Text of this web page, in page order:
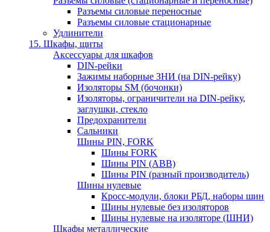
Разъемы силовые переносные
Разъемы силовые стационарные
Удлинители
15. Шкафы, щиты
Аксессуары для шкафов
DIN-рейки
Зажимы наборные ЗНИ (на DIN-рейку)
Изоляторы SM (бочонки)
Изоляторы, ограничители на DIN-рейку,
заглушки, стекло
Предохранители
Сальники
Шины PIN, FORK
Шины FORK
Шины PIN (АВВ)
Шины PIN (разный производитель)
Шины нулевые
Кросс-модули, блоки РБД, наборы шин
Шины нулевые без изоляторов
Шины нулевые на изоляторе (ШНИ)
Шкафы металлические